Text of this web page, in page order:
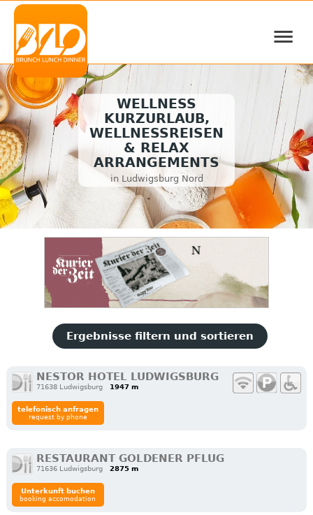
≡
WELLNESS
KURZURLAUB,
WELLNESSREISEN
& RELAX
ARRANGEMENTS
in Ludwigsburg Nord
Ergebnisse filtern und sortieren
NESTOR HOTEL LUDWIGSBURG
71638 Ludwigsburg 1947 m
telefonisch anfragen
request by phone
RESTAURANT GOLDENER PFLUG
71636 Ludwigsburg 2875 m
Unterkunft buchen
booking accomodation